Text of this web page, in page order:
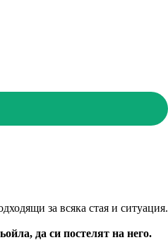
за всяка стая и ситуация.
да си постелят на него.